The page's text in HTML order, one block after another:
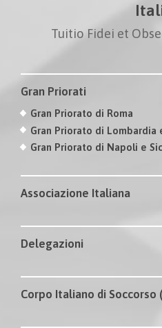
Tuitio Fidei et
Gran Priorati
Gran Priorato di Roma
Gran Priorato di Lombardia
Gran Priorato di Napoli e
Associazione Italiana
Delegazioni
Corpo Italiano di Soccorso